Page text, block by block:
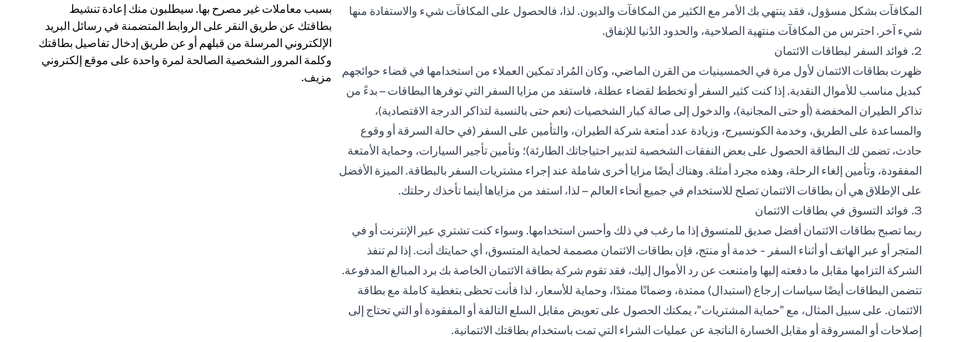
المكافآت بشكل مسؤول، فقد ينتهي بك الأمر مع الكثير من المكافآت والديون. لذا، فالحصول على المكافآت شيء والاستفادة منها
شيء آخر. احترس من المكافآت منتهية الصلاحية، والحدود الدُنيا للإنفاق.
2. فوائد السفر لبطاقات الائتمان
ظهرت بطاقات الائتمان لأول مرة في الخمسينيات من القرن الماضي، وكان المُراد تمكين العملاء من استخدامها في قضاء حوائجهم
كبديل مناسب للأموال النقدية. إذا كنت كثير السفر أو تخطط لقضاء عطلة، فاستفد من مزايا السفر التي توفرها البطاقات – بدءً من
تذاكر الطيران المخفضة (أو حتى المجانية)، والدخول إلى صالة كبار الشخصيات (نعم حتى بالنسبة لتذاكر الدرجة الاقتصادية)،
والمساعدة على الطريق، وخدمة الكونسيرج، وزيادة عدد أمتعة شركة الطيران، والتأمين على السفر (في حالة السرقة أو وقوع
حادث، تضمن لك البطاقة الحصول على بعض النفقات الشخصية لتدبير احتياجاتك الطارئة)؛ وتأمين تأجير السيارات، وحماية الأمتعة
المفقودة، وتأمين إلغاء الرحلة، وهذه مجرد أمثلة. وهناك أيضًا مزايا أخرى شاملة عند إجراء مشتريات السفر بالبطاقة. الميزة الأفضل
على الإطلاق هي أن بطاقات الائتمان تصلح للاستخدام في جميع أنحاء العالم – لذا، استفد من مزاياها أينما تأخذك رحلتك.
3. فوائد التسوق في بطاقات الائتمان
ربما تصبح بطاقات الائتمان أفضل صديق للمتسوق إذا ما رغب في ذلك وأحسن استخدامها. وسواء كنت تشتري عبر الإنترنت أو في
المتجر أو عبر الهاتف أو أثناء السفر - خدمة أو منتج، فإن بطاقات الائتمان مصممة لحماية المتسوق، أي حمايتك أنت. إذا لم تنفذ
الشركة التزامها مقابل ما دفعته إليها وامتنعت عن رد الأموال إليك، فقد تقوم شركة بطاقة الائتمان الخاصة بك برد المبالغ المدفوعة.
تتضمن البطاقات أيضًا سياسات إرجاع (استبدال) ممتدة، وضمانًا ممتدًا، وحماية للأسعار، لذا فأنت تحظى بتغطية كاملة مع بطاقة
الائتمان. على سبيل المثال، مع "حماية المشتريات"، يمكنك الحصول على تعويض مقابل السلع التالفة أو المفقودة أو التي تحتاج إلى
إصلاحات أو المسروقة أو مقابل الخسارة الناتجة عن عمليات الشراء التي تمت باستخدام بطاقتك الائتمانية.
بسبب معاملات غير مصرح بها. سيطلبون منك إعادة تنشيط
بطاقتك عن طريق النقر على الروابط المتضمنة في رسائل البريد
الإلكتروني المرسلة من قبلهم أو عن طريق إدخال تفاصيل بطاقتك
وكلمة المرور الشخصية الصالحة لمرة واحدة على موقع إلكتروني
مزيف.